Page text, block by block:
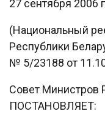
27 сентября 2006
(Национальный
Республики
№ 5/23188 от
Совет Министров
ПОСТАНОВЛЯЕТ: